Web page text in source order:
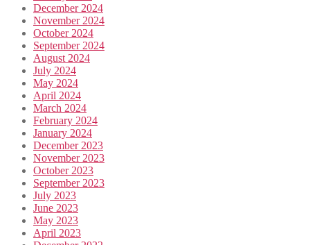
December 2024
November 2024
October 2024
September 2024
August 2024
July 2024
May 2024
April 2024
March 2024
February 2024
January 2024
December 2023
November 2023
October 2023
September 2023
July 2023
June 2023
May 2023
April 2023